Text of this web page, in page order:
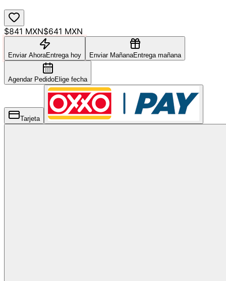
$841 MXN$641 MXN
Enviar AhoraEntrega hoy Enviar MañanaEntrega mañana
Agendar PedidoElige fecha
Tarjeta